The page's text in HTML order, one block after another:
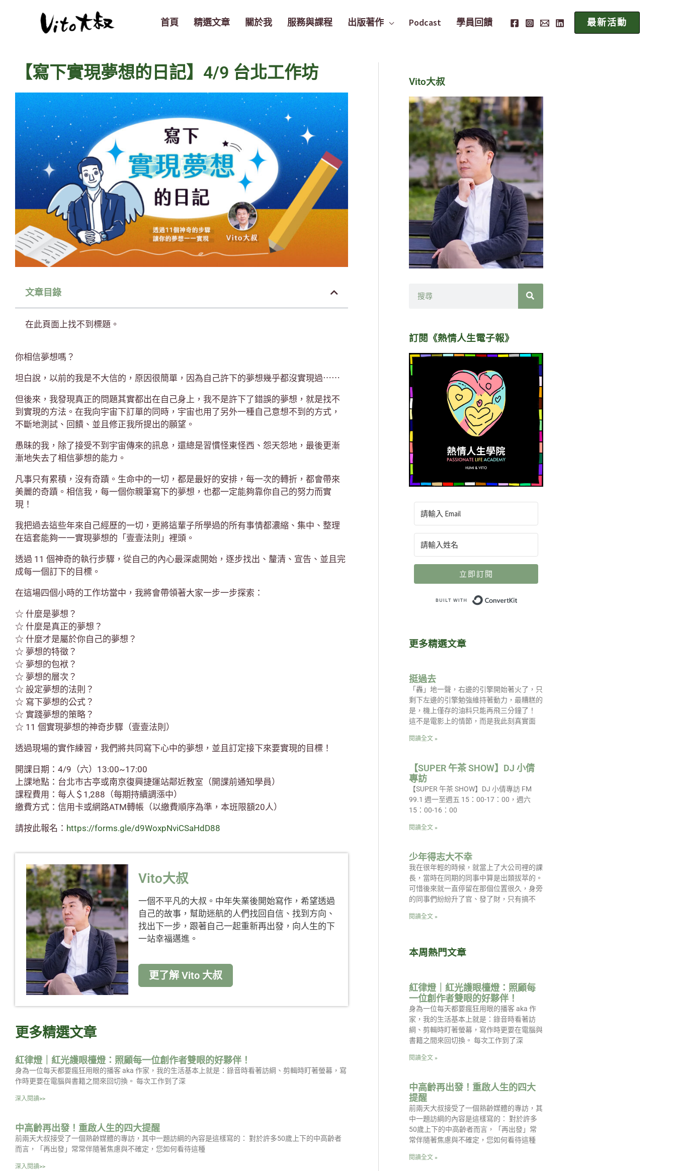
首頁 精選文章 關於我 服務與課程 出版著作 Podcast 學員回饋 最新活動
【寫下實現夢想的日記】4/9 台北工作坊
文章目錄
在此頁面上找不到標題。
你相信夢想嗎？
坦白說，以前的我是不大信的，原因很簡單，因為自己許下的夢想幾乎都沒實現過⋯⋯
但後來，我發現真正的問題其實都出在自己身上，我不是許下了錯誤的夢想，就是找不
到實現的方法。在我向宇宙下訂單的同時，宇宙也用了另外一種自己意想不到的方式，
不斷地測試、回饋、並且修正我所提出的願望。
愚昧的我，除了接受不到宇宙傳來的訊息，還總是習慣怪東怪西、怨天怨地，最後更漸
漸地失去了相信夢想的能力。
凡事只有累積，沒有奇蹟。生命中的一切，都是最好的安排，每一次的轉折，都會帶來
美麗的奇蹟。相信我，每一個你親筆寫下的夢想，也都一定能夠靠你自己的努力而實
現！
我把過去這些年來自己經歷的一切，更將這輩子所學過的所有事情都濃縮、集中、整理
在這套能夠一一實現夢想的「壹壹法則」裡頭。
透過 11 個神奇的執行步驟，從自己的內心最深處開始，逐步找出、釐清、宣告、並且完
成每一個訂下的目標。
在這場四個小時的工作坊當中，我將會帶領著大家一步一步探索：
☆ 什麼是夢想？
☆ 什麼是真正的夢想？
☆ 什麼才是屬於你自己的夢想？
☆ 夢想的特徵？
☆ 夢想的包袱？
☆ 夢想的層次？
☆ 設定夢想的法則？
☆ 寫下夢想的公式？
☆ 實踐夢想的策略？
☆ 11 個實現夢想的神奇步驟（壹壹法則）
透過現場的實作練習，我們將共同寫下心中的夢想，並且訂定接下來要實現的目標！
開課日期：4/9（六）13:00~17:00
上課地點：台北市古亭或南京復興捷運站鄰近教室（開課前通知學員）
課程費用：每人＄1,288（每期持續調漲中）
繳費方式：信用卡或網路ATM轉帳（以繳費順序為準，本班限額20人）
請按此報名： https://forms.gle/d9WoxpNviCSaHdD88
Vito大叔
一個不平凡的大叔。中年失業後開始寫作，希望透過
自己的故事，幫助迷航的人們找回自信、找到方向、
找出下一步，跟著自己一起重新再出發，向人生的下
一站幸福邁進。
更了解 Vito 大叔
更多精選文章
紅律燈｜紅光護眼檯燈：照顧每一位創作者雙眼的好夥伴！
身為一位每天都要瘋狂用眼的播客 aka 作家，我的生活基本上就是：錄音時看著訪綱、剪輯時盯著螢幕，寫
作時更要在電腦與書籍之間來回切換。 每次工作到了深
深入閱讀>>
中高齡再出發！重啟人生的四大提醒
前兩天大叔接受了一個熟齡媒體的專訪，其中一題訪綱的內容是這樣寫的： 對於許多50歲上下的中高齡者
而言，「再出發」常常伴隨著焦慮與不確定，您如何看待這種
深入閱讀>>
Vito大叔
訂閱《熱情人生電子報》
立即訂閱
更多精選文章
挺過去
「轟」地一聲，右邊的引擎開始著火了，只
剩下左邊的引擎勉強維持著動力，最糟糕的
是，機上僅存的油料只能再飛三分鐘了！
這不是電影上的情節，而是我此刻真實面
閱讀全文 »
【SUPER 午茶 SHOW】DJ 小倩
專訪
【SUPER 午茶 SHOW】DJ 小倩專訪 FM
99.1 週一至週五 15：00-17：00，週六
15：00-16：00
閱讀全文 »
少年得志大不幸
我在很年輕的時候，就當上了大公司裡的課
長，當時在同期的同事中算是出類拔萃的。
可惜後來就一直停留在那個位置很久，身旁
的同事們紛紛升了官、發了財，只有搞不
閱讀全文 »
本周熱門文章
紅律燈｜紅光護眼檯燈：照顧每
一位創作者雙眼的好夥伴！
身為一位每天都要瘋狂用眼的播客 aka 作
家，我的生活基本上就是：錄音時看著訪
綱、剪輯時盯著螢幕，寫作時更要在電腦與
書籍之間來回切換。 每次工作到了深
閱讀全文 »
中高齡再出發！重啟人生的四大
提醒
前兩天大叔接受了一個熟齡媒體的專訪，其
中一題訪綱的內容是這樣寫的： 對於許多
50歲上下的中高齡者而言，「再出發」常
常伴隨著焦慮與不確定，您如何看待這種
閱讀全文 »